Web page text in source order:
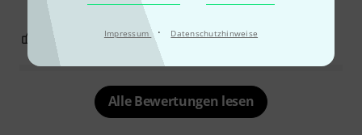
Impressum · Datenschutzhinweise
BEWERTUNG MELDEN
Alle Bewertungen lesen